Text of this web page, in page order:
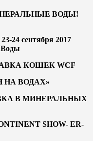
ВОДЫ!
КОШЕК WCF
НА ВОДАХ»
В МИНЕРАЛЬНЫХ
SHOW- ER-